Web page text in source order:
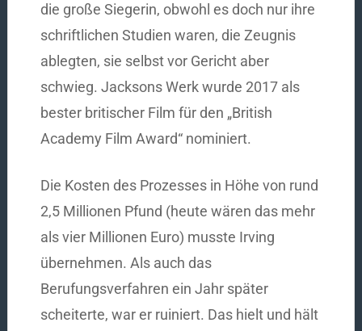
die große Siegerin, obwohl es doch nur ihre
schriftlichen Studien waren, die Zeugnis
ablegten, sie selbst vor Gericht aber
schwieg. Jacksons Werk wurde 2017 als
bester britischer Film für den „British
Academy Film Award“ nominiert.
Die Kosten des Prozesses in Höhe von rund
2,5 Millionen Pfund (heute wären das mehr
als vier Millionen Euro) musste Irving
übernehmen. Als auch das
Berufungsverfahren ein Jahr später
scheiterte, war er ruiniert. Das hielt und hält